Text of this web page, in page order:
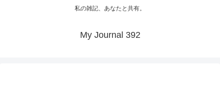
私の雑記、あなたと共有。
My Journal 392